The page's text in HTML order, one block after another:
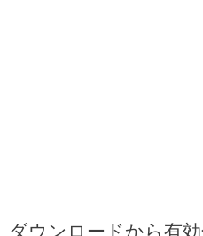
ダウンロードから有